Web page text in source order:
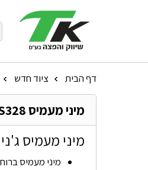
דף הבית » ציוד חדש »
מיני מעמיס GIANNI FERRARI S328
מיני מעמיס ג'ני
מיני מעמיס ברוחב 110-128 ס"מ